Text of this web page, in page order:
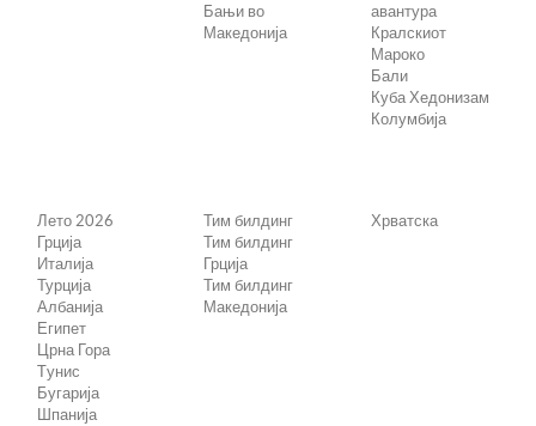
Бањи во
Македонија
авантура
Кралскиот
Мароко
Бали
Куба Хедонизам
Колумбија
Лето 2026
Грција
Италија
Турција
Албанија
Египет
Црна Гора
Tунис
Бугарија
Шпанија
Тим билдинг
Тим билдинг
Грција
Тим билдинг
Македонија
Хрватска